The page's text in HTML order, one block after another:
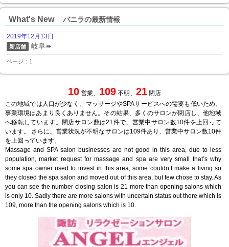
What's New バニラの最新情報
2019年12月13日
新店舗 岐阜➠
ページ：1
10 営業、 109 不明、 21 閉店
この地域では人口が少なく、マッサージやSPAサービスへの需要も低いため、
事業環境はあまり良くありません。その結果、多くのサロンが閉店し、他地域
へ移転しています。閉店サロン数は21件で、営業中サロン数10件を上回って
います。 さらに、営業状況が不明なサロンは109件あり、営業中サロン数10件
を上回っています。
Massage and SPA salon businesses are not good in this area, due to less
population, market request for massage and spa are very small that’s why
some spa owner used to invest in this area, some couldn’t make a living so
they closed the spa salon and moved out of this area, but few chose to stay. As
you can see the number closing salon is 21 more than opening salons which
is only 10. Sadly there are more salons with uncertain status out there which is
109, more than the opening salons which is 10.